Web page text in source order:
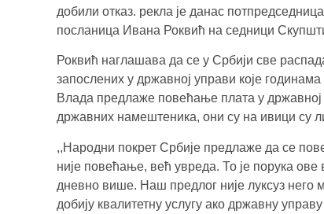
добили отказ. рекла је данас
посланица Ивана Роквић на седници
Роквић наглашава да се у Србији све
запослених у државној управи које
Влада предлаже повећање плата у
државних намештеника, они су на ивици су
,,Народни покрет Србије предлаже да се
није повећање, већ увреда. То је порука
дневно више. Наш предлог није луксуз него
добију квалитетну услугу ако државну